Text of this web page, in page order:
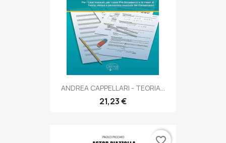
ANDREA CAPPELLARI - TEORIA...
21,23 €
favorite_border